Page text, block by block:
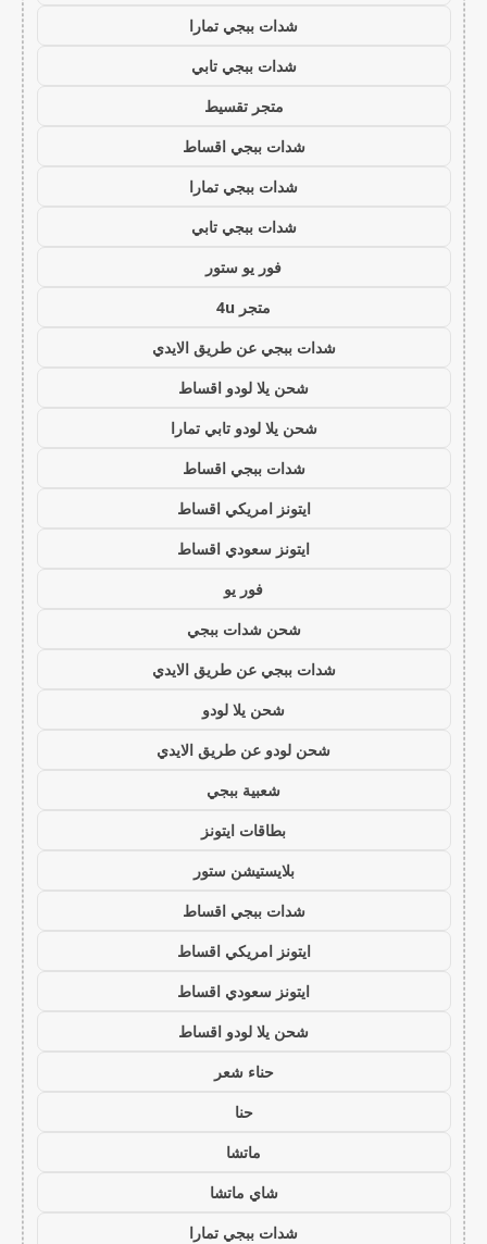
شدات ببجي تمارا
شدات ببجي تابي
متجر تقسيط
شدات ببجي اقساط
شدات ببجي تمارا
شدات ببجي تابي
فور يو ستور
متجر 4u
شدات ببجي عن طريق الايدي
شحن يلا لودو اقساط
شحن يلا لودو تابي تمارا
شدات ببجي اقساط
ايتونز امريكي اقساط
ايتونز سعودي اقساط
فور يو
شحن شدات ببجي
شدات ببجي عن طريق الايدي
شحن يلا لودو
شحن لودو عن طريق الايدي
شعبية ببجي
بطاقات ايتونز
بلايستيشن ستور
شدات ببجي اقساط
ايتونز امريكي اقساط
ايتونز سعودي اقساط
شحن يلا لودو اقساط
حناء شعر
حنا
ماتشا
شاي ماتشا
شدات ببجي تمارا